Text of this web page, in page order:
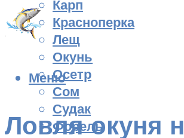
Карп
Красноперка
Лещ
Окунь
Осетр
Сом
Судак
Форель
Меню
Ловля окуня